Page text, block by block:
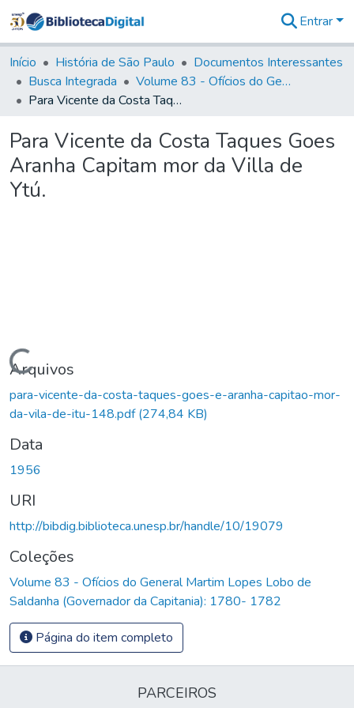
&
Coleções
Tudo na
Biblioteca
Estatísticas
Entrar
Início História de São Paulo
Documentos Interessantes
Busca Integrada
Volume 83 - Ofícios do General Martim Lopes Lobo de Saldanha (Governador da Capitania): 1780- 1782
Para Vicente da Costa Taques Goes Aranha Capitam mor da Villa de Ytú.
Para Vicente da Costa Taques Goes
Aranha Capitam mor da Villa de
Ytú.
Carregando...
Arquivos
para-vicente-da-costa-taques-goes-e-aranha-capitao-mor-
da-vila-de-itu-148.pdf(274,84 KB)
Data
1956
URI
http://bibdig.biblioteca.unesp.br/handle/10/19079
Coleções
Volume 83 - Ofícios do General Martim Lopes Lobo de
Saldanha (Governador da Capitania): 1780- 1782
Página do item completo
PARCEIROS